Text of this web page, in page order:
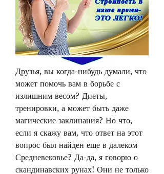
Друзья, вы когда-нибудь думали, что
может помочь вам в борьбе с
излишним весом? Диеты,
тренировки, а может быть даже
магические заклинания? Но что,
если я скажу вам, что ответ на этот
вопрос был найден еще в далеком
Средневековье? Да-да, я говорю о
скандинавских рунах! Они не только